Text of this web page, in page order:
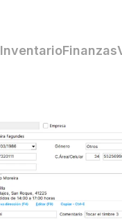
InventarioFinanzas